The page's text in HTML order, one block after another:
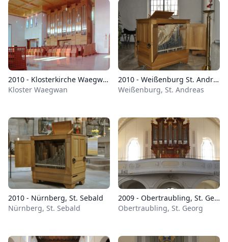
2010 - Klosterkirche Waegwan, Korea
Kloster Waegwan
2010 - Weißenburg St. Andreas
Weißenburg, St. Andreas
2010 - Nürnberg, St. Sebald
Nürnberg, St. Sebald
2009 - Obertraubling, St. Georg
Obertraubling, St. Georg